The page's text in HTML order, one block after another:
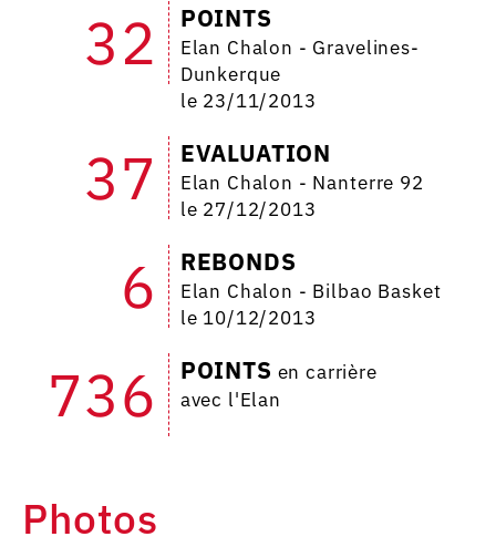
32 POINTS
Elan Chalon - Gravelines-
Dunkerque
le 23/11/2013
37 EVALUATION
Elan Chalon - Nanterre 92
le 27/12/2013
6 REBONDS
Elan Chalon - Bilbao Basket
le 10/12/2013
736 POINTS en carrière
avec l'Elan
Photos